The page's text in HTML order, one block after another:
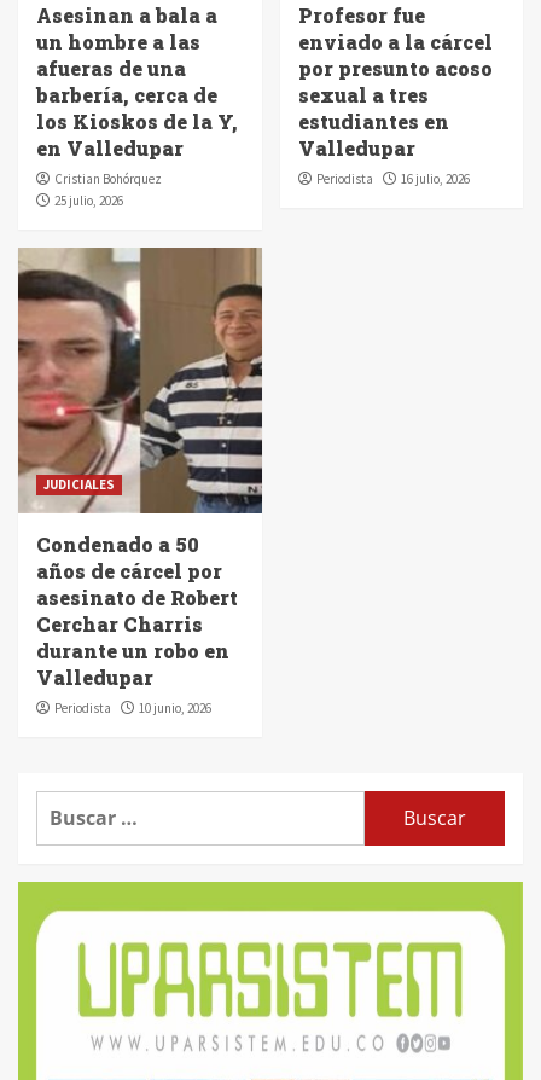
Asesinan a bala a
un hombre a las
afueras de una
barbería, cerca de
los Kioskos de la Y,
en Valledupar
Cristian Bohórquez
25 julio, 2026
Profesor fue
enviado a la cárcel
por presunto acoso
sexual a tres
estudiantes en
Valledupar
Periodista 16 julio, 2026
JUDICIALES
Condenado a 50
años de cárcel por
asesinato de Robert
Cerchar Charris
durante un robo en
Valledupar
Periodista 10 junio, 2026
Buscar: